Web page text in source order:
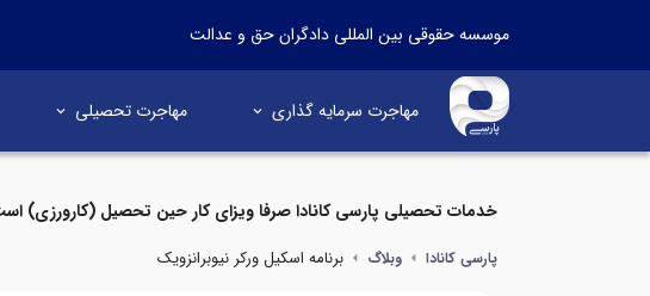
موسسه حقوقی بین المللی دادگران حق و عدالت
مهاجرت سرمایه گذاری مهاجرت تحصیلی
خدمات تحصیلی پارسی کانادا صرفا ویزای کار حین تحصیل (کارورزی)
پارسی کانادا وبلاگ برنامه اسکیل ورکر نیوبرانزویک